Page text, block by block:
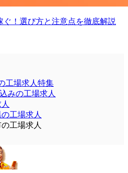
！選び方と注意点を徹底解説
工場求人特集
みの工場求人
工場求人
工場求人